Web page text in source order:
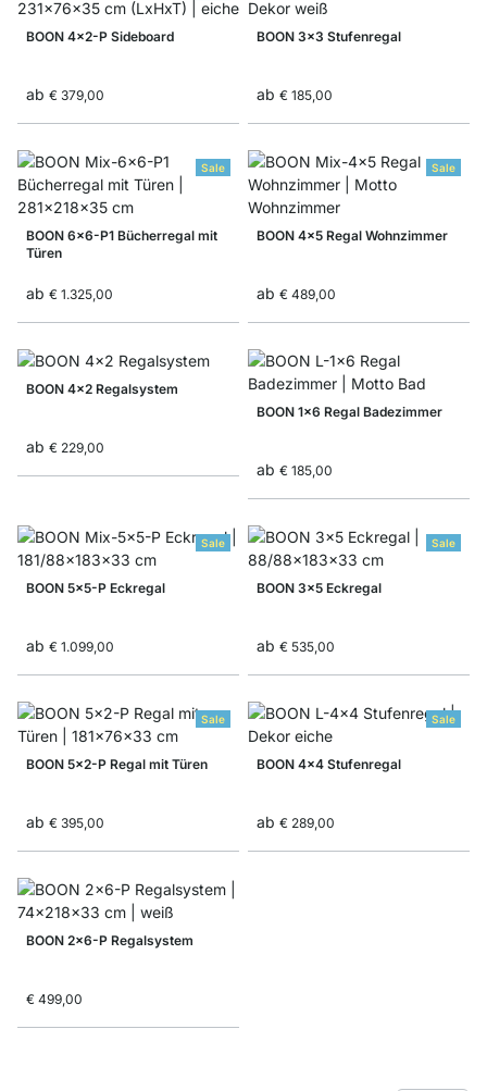
BOON 4x2-P Sideboard
ab € 379,00
BOON 3x3 Stufenregal
ab € 185,00
Sale
BOON 6x6-P1 Bücherregal mit
Türen
ab € 1.325,00
Sale
BOON 4x5 Regal Wohnzimmer
ab € 489,00
BOON 4x2 Regalsystem
ab € 229,00
BOON 1x6 Regal Badezimmer
ab € 185,00
Sale
BOON 5x5-P Eckregal
ab € 1.099,00
Sale
BOON 3x5 Eckregal
ab € 535,00
Sale
BOON 5x2-P Regal mit Türen
ab € 395,00
Sale
BOON 4x4 Stufenregal
ab € 289,00
BOON 2x6-P Regalsystem
€ 499,00